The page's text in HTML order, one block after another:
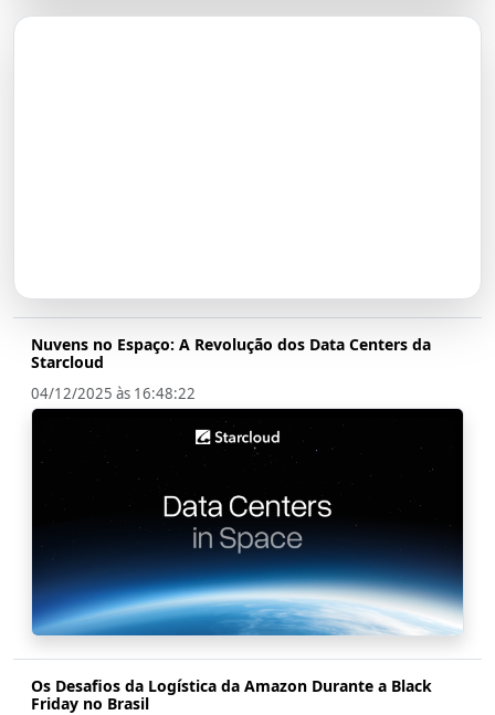
Nuvens no Espaço: A Revolução dos Data Centers da
Starcloud
04/12/2025 às 16:48:22
Os Desafios da Logística da Amazon Durante a Black
Friday no Brasil